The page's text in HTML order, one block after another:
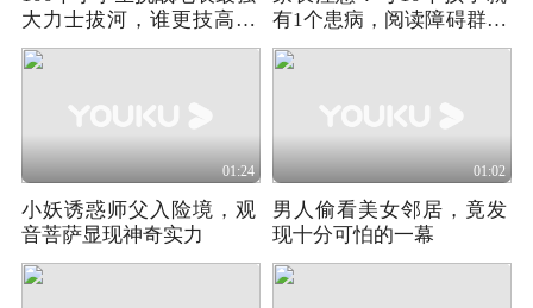
大力士拔河，谁更技高一
筹呢
有1个患病，阅读障碍群体
需要被关注！
01:24
小妖诱惑师父入险境，观
音菩萨显现神奇实力
01:02
男人偷看美女邻居，竟发
现十分可怕的一幕